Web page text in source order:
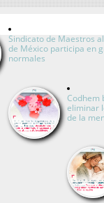
Sindicato de Maestros
de México participa en
normales
Codhem
eliminar
de la